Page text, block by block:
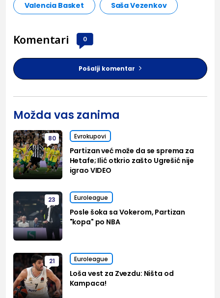
Valencia Basket Saša Vezenkov
Komentari 0
Pošalji komentar
Možda vas zanima
80 Evrokupovi
Partizan već može da se sprema za
Hetafe; Ilić otkrio zašto Ugrešić nije
igrao VIDEO
23 Euroleague
Posle šoka sa Vokerom, Partizan
"kopa" po NBA
21 Euroleague
Loša vest za Zvezdu: Ništa od
Kampaca!